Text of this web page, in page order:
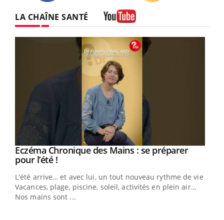
LA CHAÎNE SANTÉ
Youtube
Eczéma Chronique des Mains : se préparer
pour l’été !Youtube
L'été arrive… et avec lui, un tout nouveau rythme de vie !
Vacances, plage, piscine, soleil, activités en plein air…
Nos mains sont ...